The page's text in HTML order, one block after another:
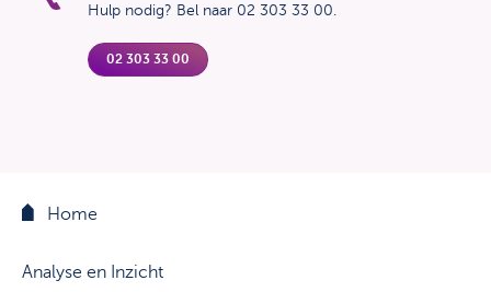
Hulp nodig? Bel naar 02 303 33 00.
02 303 33 00
Home
Analyse en Inzicht